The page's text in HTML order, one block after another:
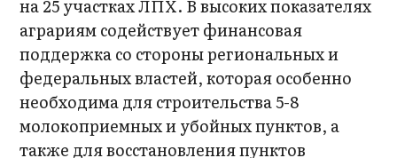
на 25 участках ЛПХ. В высоких показателях
аграриям содействует финансовая
поддержка со стороны региональных и
федеральных властей, которая особенно
необходима для строительства 5-8
молокоприемных и убойных пунктов, а
также для восстановления пунктов